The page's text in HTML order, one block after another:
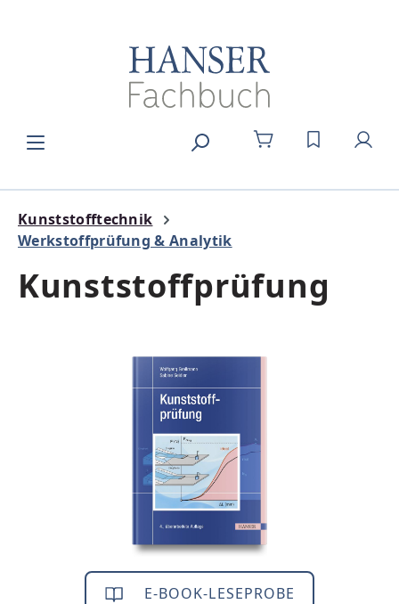
DU HAST 0
Kunststofftechnik
Werkstoffprüfung & Analytik
Kunststoffprüfung
Bildergalerie überspringen
E-BOOK-LESEPROBE